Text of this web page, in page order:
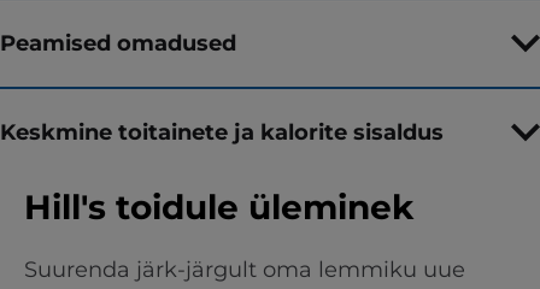
Peamised omadused
Keskmine toitainete ja kalorite sisaldus
Hill's toidule üleminek
Suurenda järk-järgult oma lemmiku uue